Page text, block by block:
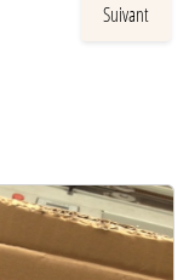
Suivant